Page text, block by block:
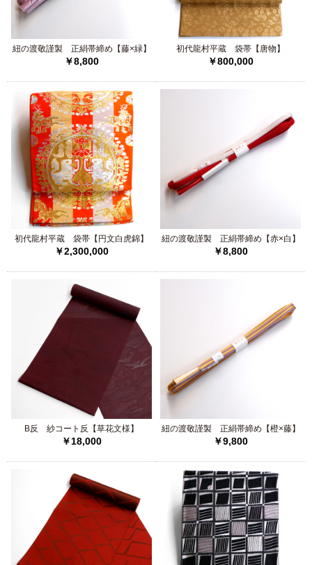
穏やかな色合いの上質な色無地反
2026/02/08
2026/02/08
友禅角帯 蝶々柄2点
2026/01/14
正絹振袖【桜や椿】
2026/01/09
友禅角帯 青2点
山口安次郎謹製 西陣織袋帯【紅葉彩波鴛鴦文
2025/12/08
浜ちりめん 本染振袖【花貝合わせ
2025/11/22
正絹 上代御召反【織格子】
2025/11/21
紐の渡敬謹製 正絹帯締め【藤×緑】
￥8,800
初代龍村平蔵 袋帯【唐物】
￥800,000
初代龍村平蔵 袋帯【円文白虎錦】
￥2,300,000
紐の渡敬謹製 正絹帯締め【赤×白】
￥8,800
B反 紗コート反【草花文様】
￥18,000
紐の渡敬謹製 正絹帯締め【橙×藤】
￥9,800